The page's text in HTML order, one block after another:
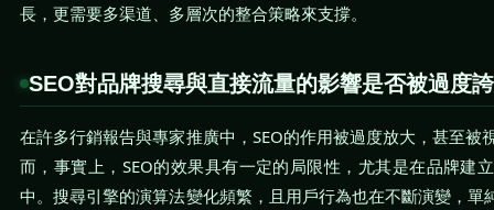
長，更需要多渠道、多層次的整合策略來支撐。
SEO對品牌搜尋與直接流量的影響是否被過度
在許多行銷報告與專家推廣中，SEO的作用被過度放大，甚至被
而，事實上，SEO的效果具有一定的局限性，尤其是在品牌建
中。搜尋引擎的演算法變化頻繁，且用戶行為也在不斷演變，單